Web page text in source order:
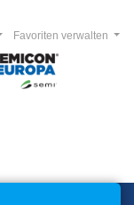
Favoriten verwalten